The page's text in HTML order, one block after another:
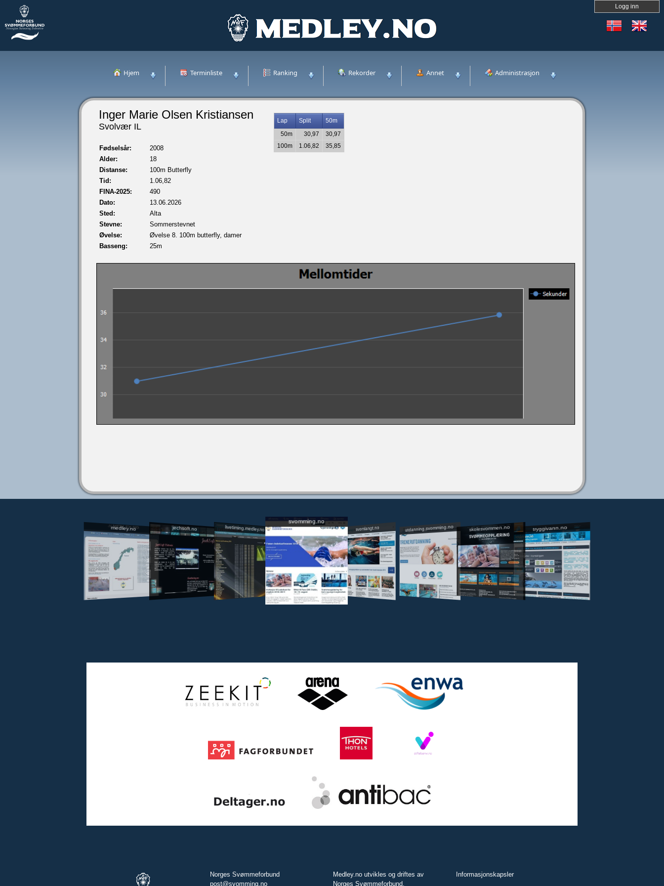
Logg inn
Hjem Terminliste Ranking Rekorder Annet Administrasjon
Inger Marie Olsen Kristiansen
Svolvær IL
Fødselsår:
2008
Alder:
18
Distanse:
100m Butterfly
Tid:
1.06,82
FINA-2025:
490
Dato:
13.06.2026
Sted:
Alta
Stevne:
Sommerstevnet
Øvelse:
Øvelse 8. 100m butterfly, damer
Basseng:
25m
Lap Split
50m
50m
30,97
30,97
100m
1.06,82 35,85
medley.no jechsoft.no livetiming.medley.no
svomming.no
svomlangt.no utdanning.svomming.no skolesvommen.no tryggivann.no
Norges Svømmeforbund
post@svomming.no
Medley.no utvikles og driftes av
Norges Svømmeforbund.
Informasjonskapsler